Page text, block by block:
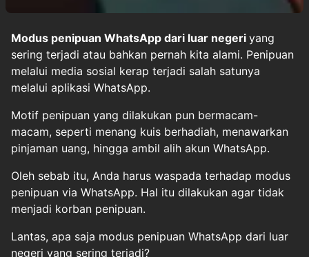
Modus penipuan WhatsApp dari luar negeri yang
sering terjadi atau bahkan pernah kita alami. Penipuan
melalui media sosial kerap terjadi salah satunya
melalui aplikasi WhatsApp.
Motif penipuan yang dilakukan pun bermacam-
macam, seperti menang kuis berhadiah, menawarkan
pinjaman uang, hingga ambil alih akun WhatsApp.
Oleh sebab itu, Anda harus waspada terhadap modus
penipuan via WhatsApp. Hal itu dilakukan agar tidak
menjadi korban penipuan.
Lantas, apa saja modus penipuan WhatsApp dari luar
negeri yang sering terjadi?